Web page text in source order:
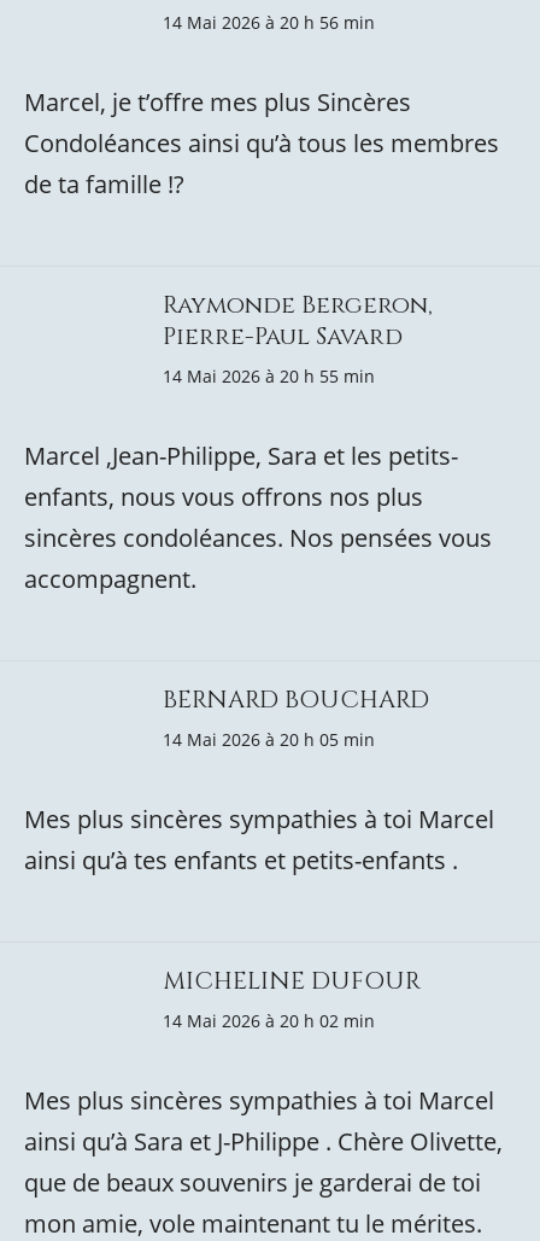
14 Mai 2026 à 20 h 56 min
Marcel, je t’offre mes plus Sincères
Condoléances ainsi qu’à tous les membres
de ta famille !?
Raymonde Bergeron,
Pierre-Paul Savard
14 Mai 2026 à 20 h 55 min
Marcel ,Jean-Philippe, Sara et les petits-
enfants, nous vous offrons nos plus
sincères condoléances. Nos pensées vous
accompagnent.
BERNARD BOUCHARD
14 Mai 2026 à 20 h 05 min
Mes plus sincères sympathies à toi Marcel
ainsi qu’à tes enfants et petits-enfants .
MICHELINE DUFOUR
14 Mai 2026 à 20 h 02 min
Mes plus sincères sympathies à toi Marcel
ainsi qu’à Sara et J-Philippe . Chère Olivette,
que de beaux souvenirs je garderai de toi
mon amie, vole maintenant tu le mérites.